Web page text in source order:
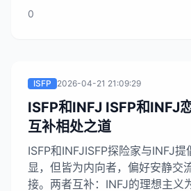
这种差异体现了不同人格对社交
0
ISFP 2026-04-21 21:09:29
ISFP和INFJ ISFP和INFJ
互补相处之道
ISFP和INFJISFP探险家与INFJ
显，但皆为内向者，偏好安静交
接。两者互补：INFJ的理想主义